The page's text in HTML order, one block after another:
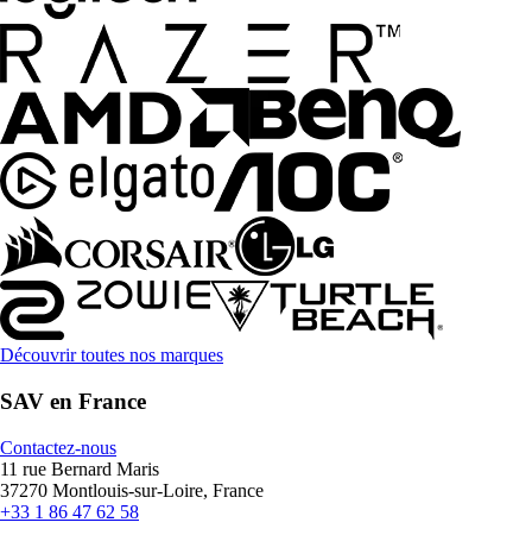
Découvrir toutes nos marques
SAV en France
Contactez-nous
11 rue Bernard Maris
37270 Montlouis-sur-Loire, France
+33 1 86 47 62 58